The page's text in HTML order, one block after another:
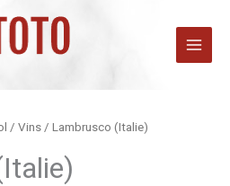
/ Vins / Lambrusco (Italie)